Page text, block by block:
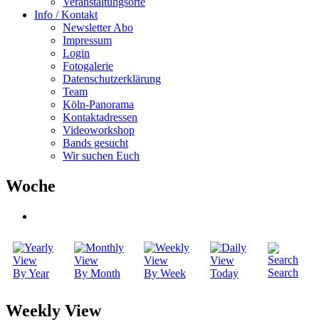
Info / Kontakt
Newsletter Abo
Impressum
Login
Fotogalerie
Datenschutzerklärung
Team
Köln-Panorama
Kontaktadressen
Videoworkshop
Bands gesucht
Wir suchen Euch
Woche
By Year By Month By Week Today Search
Weekly View